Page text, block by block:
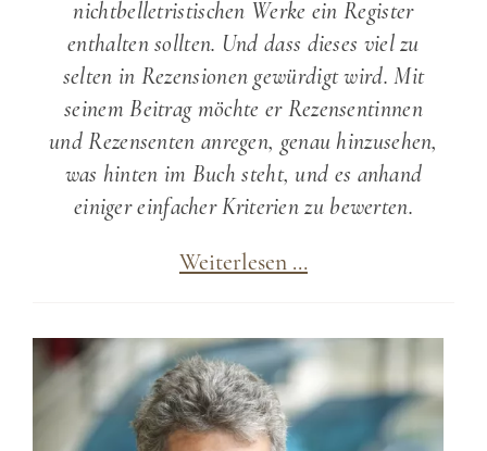
nichtbelletristischen Werke ein Register
enthalten sollten. Und dass dieses viel zu
selten in Rezensionen gewürdigt wird. Mit
seinem Beitrag möchte er Rezensentinnen
und Rezensenten anregen, genau hinzusehen,
was hinten im Buch steht, und es anhand
einiger einfacher Kriterien zu bewerten.
Weiterlesen …Register:
Buchrezensionen